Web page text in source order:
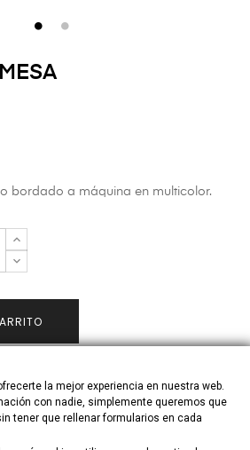
bordado a máquina en multicolor.
la mejor experiencia en nuestra web.
con nadie, simplemente queremos que
tener que rellenar formularios en cada